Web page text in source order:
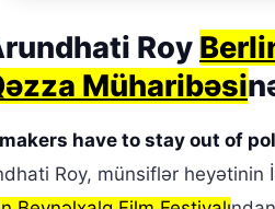
Roy
Müharibəsi
have to stay out of
Roy, münsiflər heyətinin